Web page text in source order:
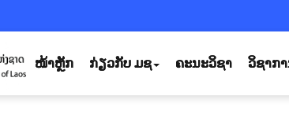
ໜ້າຫຼັກ ກ່ຽວກັບ ມຊ ຄະນະວິຊາ ວິຊາກ